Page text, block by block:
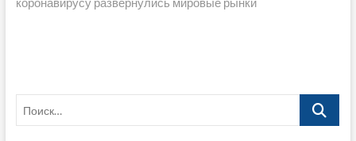
Поиск…